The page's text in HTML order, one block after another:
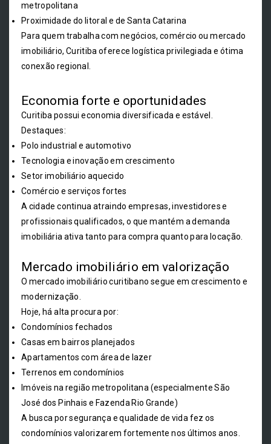
metropolitana
Proximidade do litoral e de Santa Catarina
Para quem trabalha com negócios, comércio ou mercado
imobiliário, Curitiba oferece logística privilegiada e ótima
conexão regional.
Economia forte e oportunidades
Curitiba possui economia diversificada e estável.
Destaques:
Polo industrial e automotivo
Tecnologia e inovação em crescimento
Setor imobiliário aquecido
Comércio e serviços fortes
A cidade continua atraindo empresas, investidores e
profissionais qualificados, o que mantém a demanda
imobiliária ativa tanto para compra quanto para locação.
Mercado imobiliário em valorização
O mercado imobiliário curitibano segue em crescimento e
modernização.
Hoje, há alta procura por:
Condomínios fechados
Casas em bairros planejados
Apartamentos com área de lazer
Terrenos em condomínios
Imóveis na região metropolitana (especialmente São
José dos Pinhais e Fazenda Rio Grande)
A busca por segurança e qualidade de vida fez os
condomínios valorizarem fortemente nos últimos anos.